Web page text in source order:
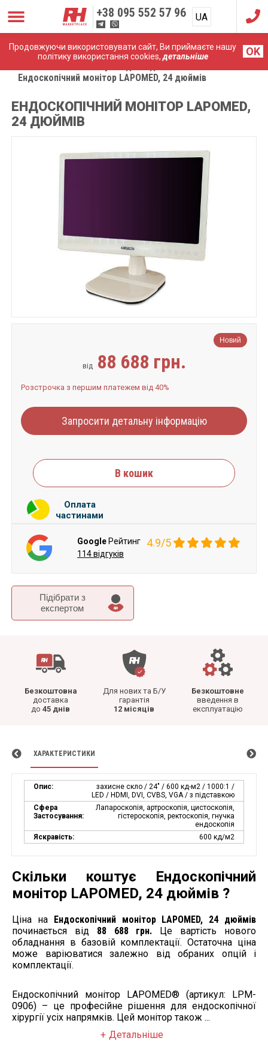
Продовжуючи використовувати сайт, Ви приймаєте нашу
політику використання cookies,детальніше OK
+38 095 552 57 96 UA
RU
Ендоскопічний монітор LAPOMED, 24 дюймів
ЕНДОСКОПІЧНИЙ МОНІТОР LAPOMED,
24 ДЮЙМІВ
Підібрати з
експертом
Безкоштовна
доставка
до 45 днів
Для нових та Б/У
гарантія
12 місяців
Безкоштовне
введення в
експлуатацію
Новий
від 88 688 грн.
Розстрочка з першим платежем від 40%
Запросити детальну інформацію
В кошик
Оплата
частинами
Google Рейтинг 4.9/5
114 відгуків
ХАРАКТЕРИСТИКИ
Опис:
захисне скло / 24" / 600 кд-м2 / 1000:1 /
LED / HDMI, DVI, CVBS, VGA / з підставкою
Сфера
Застосування:
Лапароскопія, артроскопія, цистоскопія,
гістероскопія, ректоскопія, гнучка
ендоскопія
Яскравість:
600 кд/м2
Скільки коштує Ендоскопічний
монітор LAPOMED, 24 дюймів ?
Ціна на Ендоскопічний монітор LAPOMED, 24 дюймів
починається від 88 688 грн. Це вартість нового
обладнання в базовій комплектації. Остаточна ціна
може варіюватися залежно від обраних опцій і
комплектації.
Ендоскопічний монітор LAPOMED® (артикул: LPM-
0906) – це професійне рішення для ендоскопічної
хірургії усіх напрямків. Цей монітор також ...
Детальніше